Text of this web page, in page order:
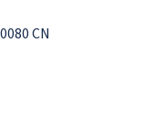
CN